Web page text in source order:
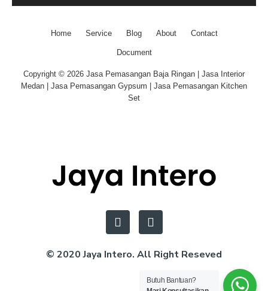
Home Service Blog About Contact
Document
Copyright © 2026 Jasa Pemasangan Baja Ringan | Jasa Interior
Medan | Jasa Pemasangan Gypsum | Jasa Pemasangan Kitchen
Set
© 2020 Jaya Intero. All Right Reseved
Butuh Bantuan?